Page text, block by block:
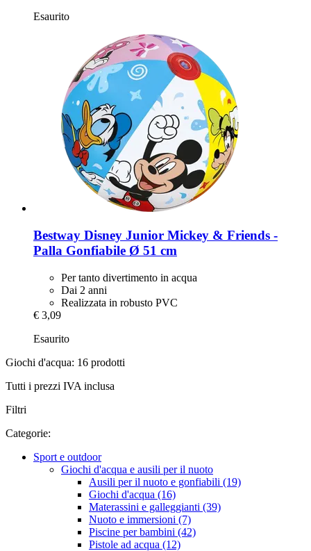
Esaurito
Bestway Disney Junior Mickey & Friends -​
Palla Gonfiabile Ø 51 cm
Per tanto divertimento in acqua
Dai 2 anni
Realizzata in robusto PVC
€ 3,09
Esaurito
Giochi d'acqua: 16 prodotti
Tutti i prezzi IVA inclusa
Filtri
Categorie:
Sport e outdoor
Giochi d'acqua e ausili per il nuoto
Ausili per il nuoto e gonfiabili (19)
Giochi d'acqua (16)
Materassini e galleggianti (39)
Nuoto e immersioni (7)
Piscine per bambini (42)
Pistole ad acqua (12)